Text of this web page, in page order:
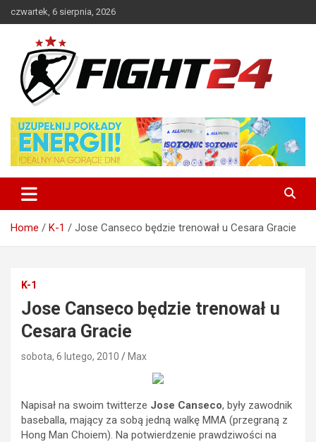
to
czwartek, 6 sierpnia, 2026
FIGHT24.PL – MMA i K-1, UFC
Home K-1 Jose Canseco będzie trenował u Cesara Gracie
K-1
Jose Canseco będzie trenował u
Cesara Gracie
sobota, 6 lutego, 2010 Max
Napisał na swoim twitterze Jose Canseco, były zawodnik
baseballa, mający za sobą jedną walkę MMA (przegraną z
Hong Man Choiem). Na potwierdzenie prawdziwości na